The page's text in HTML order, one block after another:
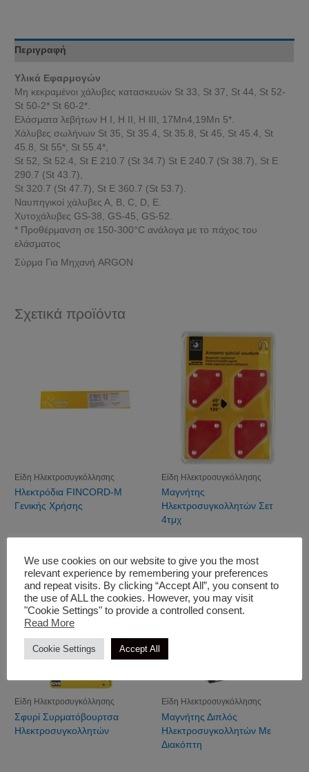
Περιγραφή
Υλικά Εφαρμογών
Μη κεκραμένοι χάλυβες κατασκευών St 33, St 37, St 44, St 52-
St 50-2* St 60-2*.
Ελάσματα λεβήτων Η Ι, Η II, Η III, 17Mn4,19Mn 5*.
Χάλυβες σωλήνων St 35, St 35.4, St 35.8, St 45, St 45.4, St
45.8, St 55*, St 55.4*,
St 52, St 52.4, St Ε 210.7 (St 34.7) St Ε 240.7 (St 38.7), St Ε
290.7 (St 43.7),
St 320.7 (St 47.7), St Ε 360.7 (St 53.7).
Ναυπηγικοί χάλυβες Α, Β, C, D, Ε.
Χυτοχάλυβες GS-38, GS-45, GS-52.
* Προθέρμανση σε 150-300°C ανάλογα με το πάχος του
ελάσματος
Σύρμα Για Μηχανή ARGON
Σχετικά προϊόντα
Είδη Ηλεκτροσυγκόλλησης
Ηλεκτρόδια FINCORD-M
Γενικής Χρήσης
Είδη Ηλεκτροσυγκόλλησης
Μαγνήτης
Ηλεκτροσυγκολλητών Σετ
4τμχ
Είδη Ηλεκτροσυγκόλλησης
Σφυρί Συρματόβουρτσα
Ηλεκτροσυγκολλητών
Είδη Ηλεκτροσυγκόλλησης
Μαγνήτης Διπλός
Ηλεκτροσυγκολλητών Με
Διακόπτη
We use cookies on our website to give you the most
relevant experience by remembering your preferences
and repeat visits. By clicking “Accept All”, you consent to
the use of ALL the cookies. However, you may visit
"Cookie Settings" to provide a controlled consent.
Read More
Cookie Settings Accept All